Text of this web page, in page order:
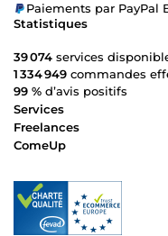
Paiements par PayPal
Statistiques
39 074 services
1 334 949 commandes
99 % d’avis positifs
Services
Freelances
ComeUp